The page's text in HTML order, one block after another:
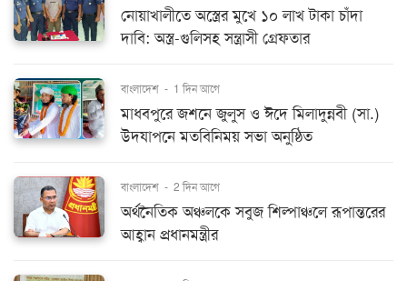
নোয়াখালীতে অস্ত্রের মুখে ১০ লাখ টাকা চাঁদা
দাবি: অস্ত্র-গুলিসহ সন্ত্রাসী গ্রেফতার
বাংলাদেশ - 1 দিন আগে
মাধবপুরে জশনে জুলুস ও ঈদে মিলাদুন্নবী (সা.)
উদযাপনে মতবিনিময় সভা অনুষ্ঠিত
বাংলাদেশ - 2 দিন আগে
অর্থনৈতিক অঞ্চলকে সবুজ শিল্পাঞ্চলে রূপান্তরের
আহ্বান প্রধানমন্ত্রীর